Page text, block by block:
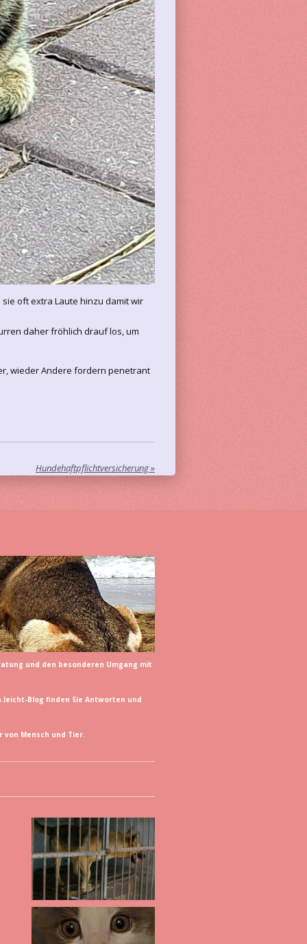
oft extra Laute hinzu damit wir
daher fröhlich drauf los, um
wieder Andere fordern penetrant
Hundehaftpflichtversicherung»
und den besonderen Umgang mit
Blog finden Sie Antworten und
Mensch und Tier.